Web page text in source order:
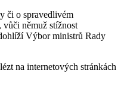
či o spravedlivém
vůči němuž stížnost
Výbor ministrů Rady
na internetových stránkách